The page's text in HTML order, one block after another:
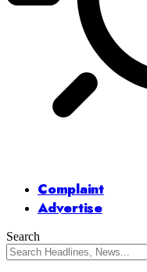
Complaint
Advertise
Search